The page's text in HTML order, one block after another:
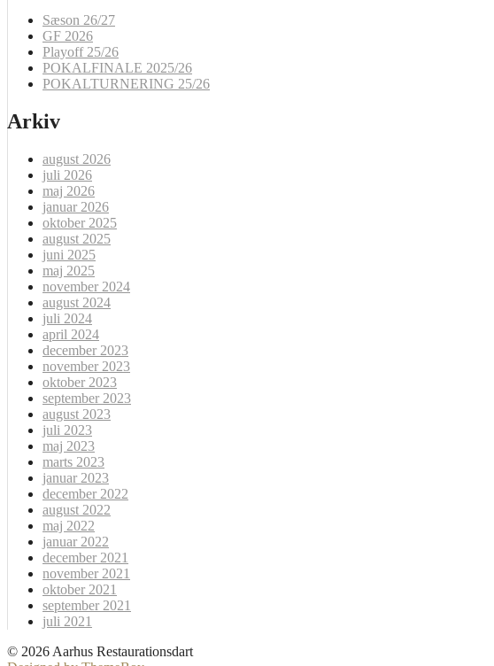
Sæson 26/27
GF 2026
Playoff 25/26
POKALFINALE 2025/26
POKALTURNERING 25/26
Arkiv
august 2026
juli 2026
maj 2026
januar 2026
oktober 2025
august 2025
juni 2025
maj 2025
november 2024
august 2024
juli 2024
april 2024
december 2023
november 2023
oktober 2023
september 2023
august 2023
juli 2023
maj 2023
marts 2023
januar 2023
december 2022
august 2022
maj 2022
januar 2022
december 2021
november 2021
oktober 2021
september 2021
juli 2021
© 2026 Aarhus Restaurationsdart